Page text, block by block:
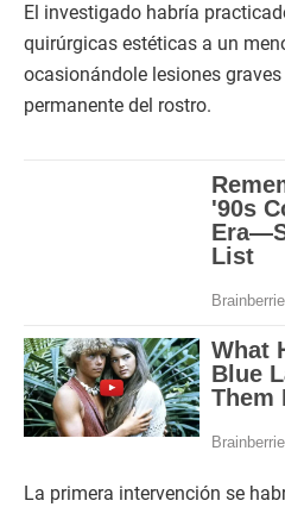
El investigado habría
quirúrgicas estéticas a un
ocasionándole lesiones
permanente del rostro.
La primera intervención se